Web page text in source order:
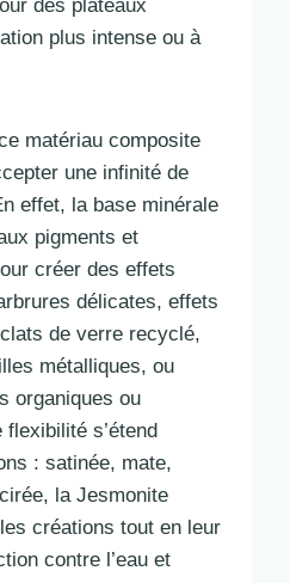
des plateaux
plus intense ou à
matériau composite
une infinité de
effet, la base minérale
pigments et
créer des effets
délicates, effets
de verre recyclé,
métalliques, ou
organiques ou
s’étend
: satinée, mate,
la Jesmonite
créations tout en leur
contre l’eau et